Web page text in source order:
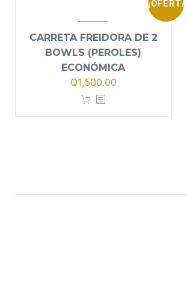
¡OFERTA!
CARRETA FREIDORA DE 2
BOWLS (PEROLES)
ECONÓMICA
El
precio
Q1,500.00El